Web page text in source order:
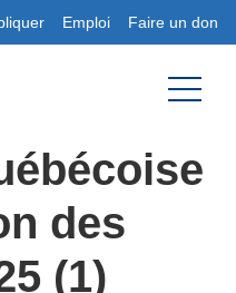
Emploi Faire un don
des
(1)